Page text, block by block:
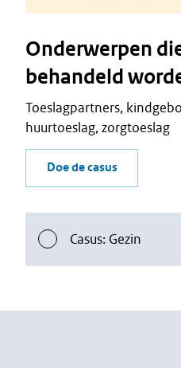
Onderwerpen
behandeld
Toeslagpartners,
huurtoeslag, zorgtoeslag
Doe de casus
Casus: Gezin